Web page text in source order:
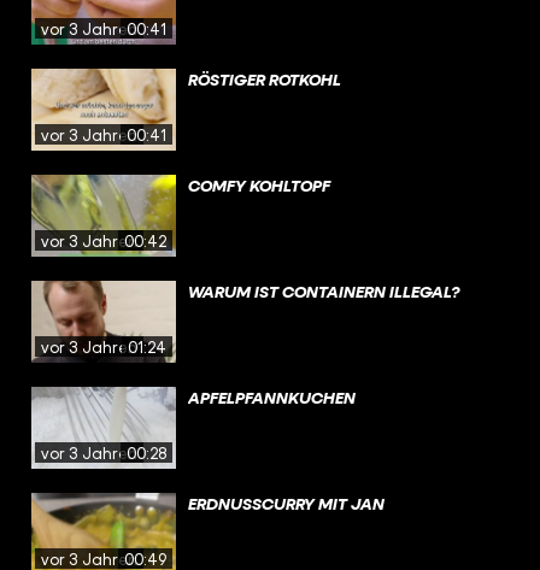
vor 3 Jahren00:41
vor 3 Jahren00:41
RÖSTIGER ROTKOHL
vor 3 Jahren00:42
COMFY KOHLTOPF
vor 3 Jahren01:24
WARUM IST CONTAINERN ILLEGAL?
vor 3 Jahren00:28
APFELPFANNKUCHEN
vor 3 Jahren00:49
ERDNUSSCURRY MIT JAN